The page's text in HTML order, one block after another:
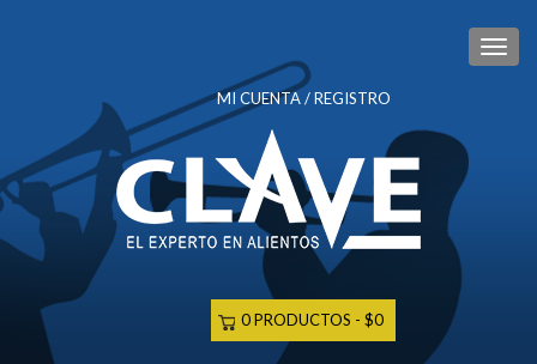
MI CUENTA / REGISTRO
0 PRODUCTOS $0